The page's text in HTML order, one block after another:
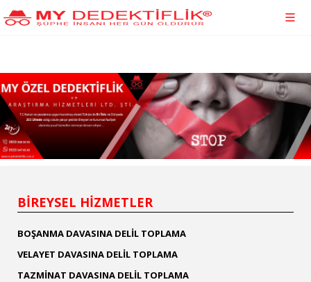
BİREYSEL HİZMETLER
BOŞANMA DAVASINA DELİL TOPLAMA
VELAYET DAVASINA DELİL TOPLAMA
TAZMİNAT DAVASINA DELİL TOPLAMA